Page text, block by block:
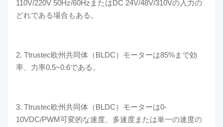
110V/220V 50Hz/60HzまたはDC 24V/48V/310Vの入力の
どれである場合もある。
2. Ttrustec欧州共同体（BLDC）モーターは85%まで効
率、力率0.5~0.6である。
3. Ttrustec欧州共同体（BLDC）モーターは0-
10VDC/PWM可変的な速度、多速度または単一の速度の